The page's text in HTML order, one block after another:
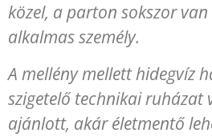
közel, a parton sokszor van
alkalmas személy.
A mellény mellett hidegvíz
szigetelő technikai ruházat
ajánlott, akár életmentő